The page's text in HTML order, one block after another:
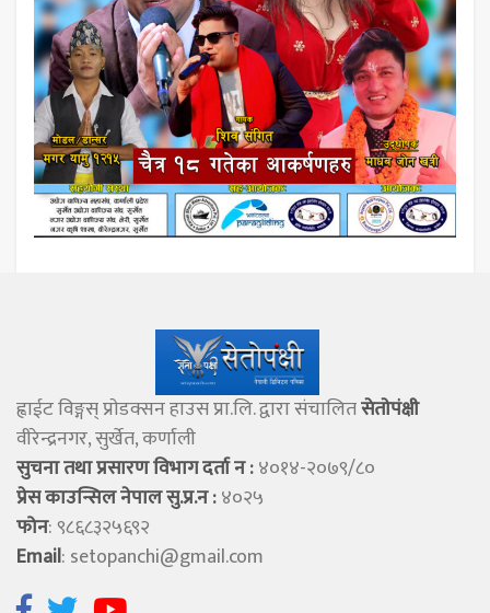
ह्वाईट विङ्गस् प्राेडक्सन हाउस प्रा.लि. द्वारा संचालितसेताेपंक्षी
वीरेन्द्रनगर, सुर्खेत, कर्णाली
सुचना तथा प्रसारण विभाग दर्ता न :४०१४-२०७९/८०
प्रेस काउन्सिल नेपाल सु.प्र.न :४०२५
फोन: ९८६८३२५६९२
Email: setopanchi@gmail.com